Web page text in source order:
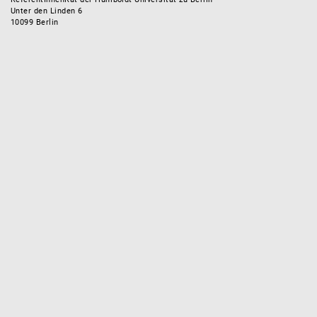
Unter den Linden 6
10099 Berlin